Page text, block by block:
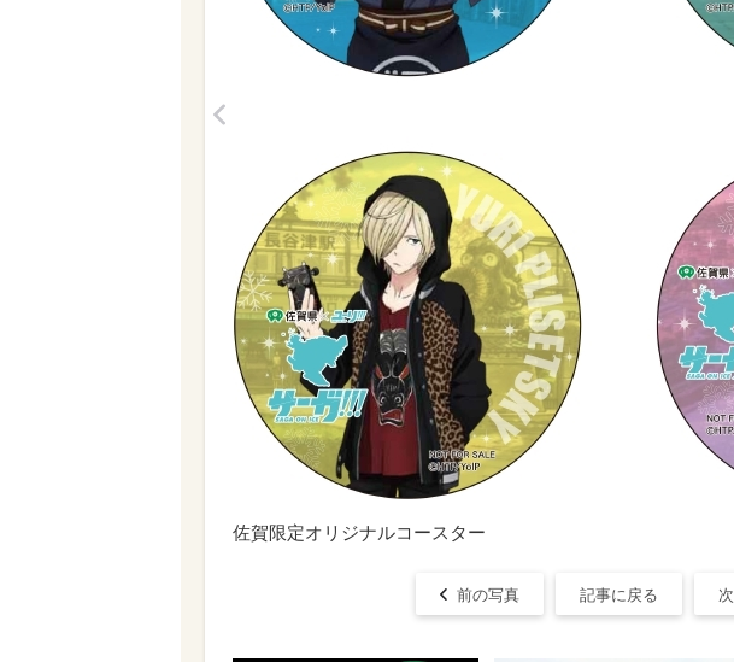
佐賀限定オリジナルコースター
前の写真 記事に戻る